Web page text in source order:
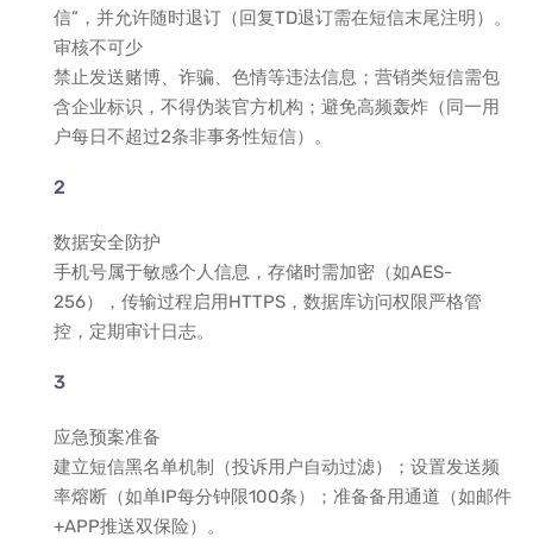
信”，并允许随时退订（回复TD退订需在短信末尾注明）。
审核不可少
禁止发送赌博、诈骗、色情等违法信息；营销类短信需包
含企业标识，不得伪装官方机构；避免高频轰炸（同一用
户每日不超过2条非事务性短信）。
数据安全防护
手机号属于敏感个人信息，存储时需加密（如AES-
256），传输过程启用HTTPS，数据库访问权限严格管
控，定期审计日志。
应急预案准备
建立短信黑名单机制（投诉用户自动过滤）；设置发送频
率熔断（如单IP每分钟限100条）；准备备用通道（如邮件
+APP推送双保险）。